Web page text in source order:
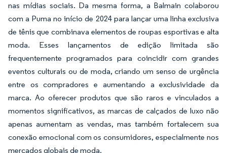
nas mídias sociais. Da mesma forma, a Balmain colaborou
com a Puma no início de 2024 para lançar uma linha exclusiva
de tênis que combinava elementos de roupas esportivas e alta
moda. Esses lançamentos de edição limitada são
frequentemente programados para coincidir com grandes
eventos culturais ou de moda, criando um senso de urgência
entre os compradores e aumentando a exclusividade da
marca. Ao oferecer produtos que são raros e vinculados a
momentos significativos, as marcas de calçados de luxo não
apenas aumentam as vendas, mas também fortalecem sua
conexão emocional com os consumidores, especialmente nos
mercados globais de moda.